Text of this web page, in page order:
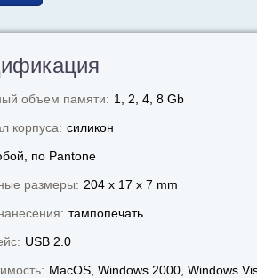
объем памяти: 1, 2, 4, 8 Gb
корпуса: силикон
по Pantone
размеры: 204 x 17 x 7 mm
тампопечать
USB 2.0
MacOS, Windows 2000, Windows